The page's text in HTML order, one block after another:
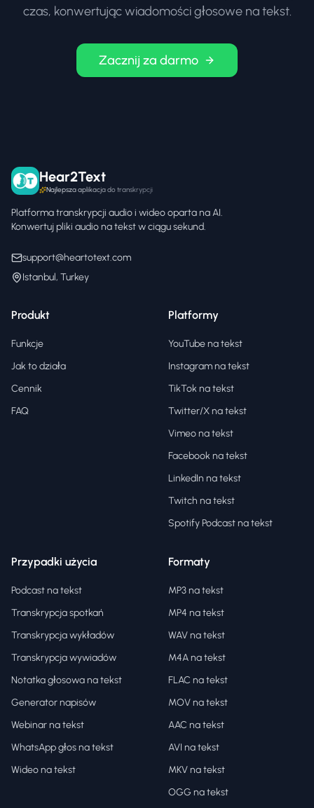
czas, konwertując wiadomości głosowe na tekst.
Zacznij za darmo
Hear2Text
Najlepsza aplikacja do transkrypcji
Platforma transkrypcji audio i wideo oparta na AI.
Konwertuj pliki audio na tekst w ciągu sekund.
support@heartotext.com
Istanbul, Turkey
Produkt
Funkcje
Jak to działa
Cennik
FAQ
Platformy
YouTube na tekst
Instagram na tekst
TikTok na tekst
Twitter/X na tekst
Vimeo na tekst
Facebook na tekst
LinkedIn na tekst
Twitch na tekst
Spotify Podcast na tekst
Przypadki użycia
Podcast na tekst
Transkrypcja spotkań
Transkrypcja wykładów
Transkrypcja wywiadów
Notatka głosowa na tekst
Generator napisów
Webinar na tekst
WhatsApp głos na tekst
Wideo na tekst
Formaty
MP3 na tekst
MP4 na tekst
WAV na tekst
M4A na tekst
FLAC na tekst
MOV na tekst
AAC na tekst
AVI na tekst
MKV na tekst
OGG na tekst